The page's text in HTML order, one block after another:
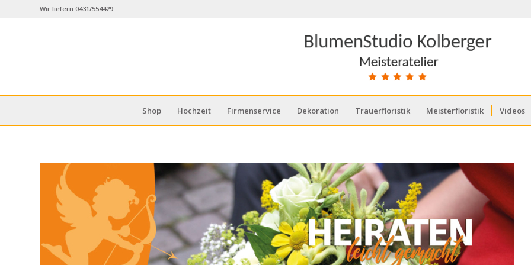
Wir liefern 0431/554429
Shop Hochzeit Firmenservice Dekoration Trauerfloristik Meisterfloristik Videos